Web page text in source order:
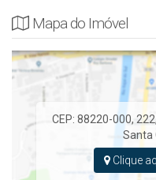
Mapa do Imóvel
CEP: 88220-000, 222,
Santa
Clique